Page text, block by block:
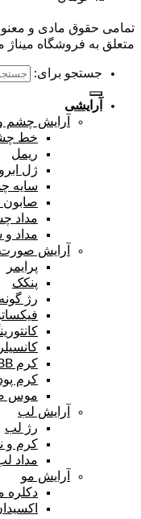
تمامی حقوق مادی و
متعلق به فروشگاه میناژ
جستجو برای:
آرایشی
آرایش چشم و
خط
ریمل
ژل ابرو
سایه
صابون
مداد
مداد و
آرایش صورت
پرایمر
پنکک
رژ گونه
کانسیلر
کرم BB و کرم CC
کرم
موس
آرایش لب
رژ لب
کرم و
مداد
آرایش مو
دکلره